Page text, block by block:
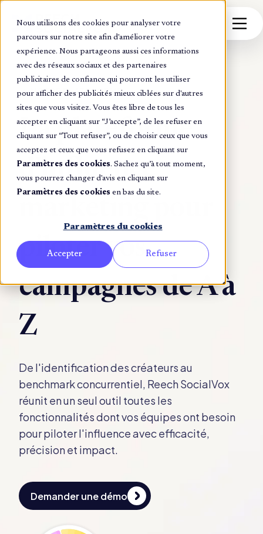
Nous utilisons des cookies pour analyser votre
parcours sur notre site afin d'améliorer votre
expérience. Nous partageons aussi ces informations
avec des réseaux sociaux et des partenaires
publicitaires de confiance qui pourront les utiliser
pour afficher des publicités mieux ciblées sur d'autres
sites que vous visitez. Vous êtes libre de tous les
accepter en cliquant sur “J’accepte”, de les refuser en
cliquant sur “Tout refuser”, ou de choisir ceux que vous
acceptez et ceux que vous refusez en cliquant sur
Paramètres des cookies. Sachez qu’à tout moment,
vous pourrez changer d'avis en cliquant sur
Paramètres des cookies en bas du site.
Paramètres du cookies
Accepter Refuser
NOTRE PLATEFORME
La plateforme
d'influence
piloter vos
campagnes de A à
Z
De l'identification des créateurs au
benchmarkconcurrentiel, Reech SocialVox
réunit en un seuloutil toutes les
fonctionnalités dont vos équipesont besoin
pour piloter l'influence avecefficacité,
précision et impact.
Demander une démo